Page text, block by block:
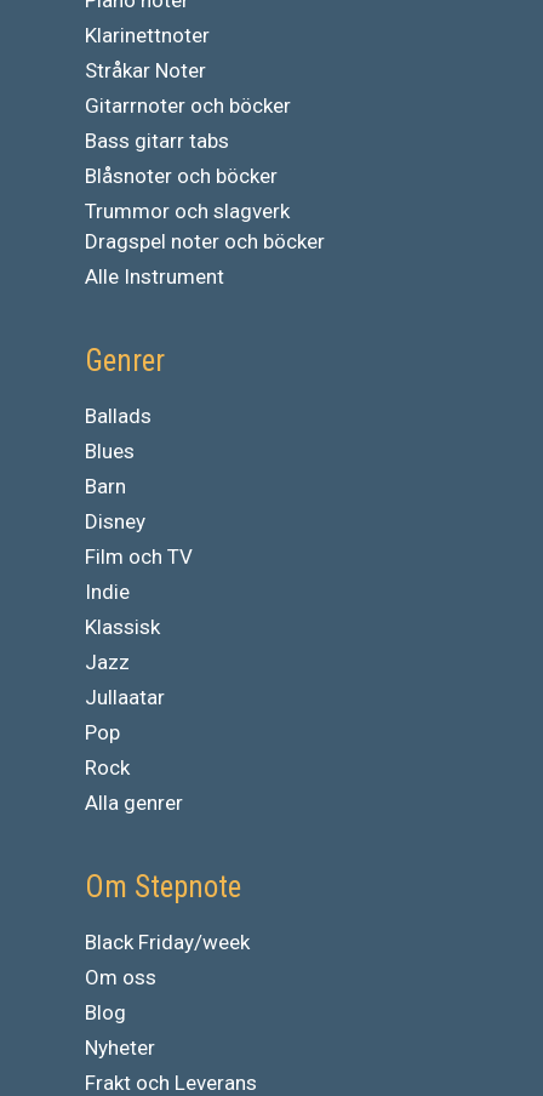
Klarinettnoter
Stråkar Noter
Gitarrnoter och böcker
Bass gitarr tabs
Blåsnoter och böcker
Trummor och slagverk
Dragspel noter och böcker
Alle Instrument
Genrer
Ballads
Blues
Barn
Disney
Film och TV
Indie
Klassisk
Jazz
Jullaatar
Pop
Rock
Alla genrer
Om Stepnote
Black Friday/week
Om oss
Blog
Nyheter
Frakt och Leverans